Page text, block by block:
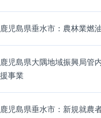
鹿児島県垂水市：農林業燃
鹿児島県大隅地域振興局管
援事業
鹿児島県垂水市：新規就農